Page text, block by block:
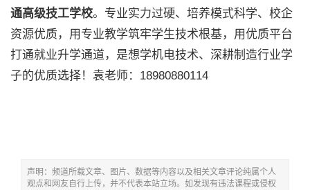
通高级技工学校。专业实力过硬、培养模式科学、校企
资源优质，用专业教学筑牢学生技术根基，用优质平台
打通就业升学通道，是想学机电技术、深耕制造行业学
子的优质选择！袁老师：18980880114
声明：频道所载文章、图片、数据等内容以及相关文章评论纯属个人
观点和网友自行上传，并不代表本站立场。如发现有违法课程或侵权